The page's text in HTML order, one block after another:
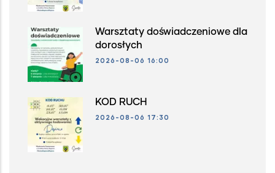
Warsztaty doświadczeniowe dla
dorosłych
2026-08-06 16:00
KOD RUCH
2026-08-06 17:30